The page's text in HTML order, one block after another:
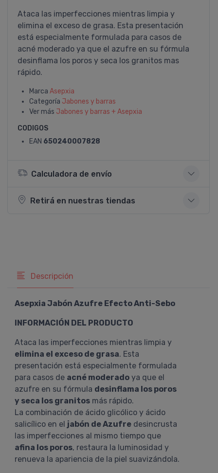
Ataca las imperfecciones mientras limpia y
elimina el exceso de grasa. Esta presentación
está especialmente formulada para casos de
acné moderado ya que el azufre en su fórmula
desinflama los poros y seca los granitos mas
rápido.
Marca Asepxia
Categoría Jabones y barras
Ver más Jabones y barras + Asepxia
CODIGOS
EAN 650240007828
Calculadora de envío
Retirá en nuestras tiendas
Descripción
Asepxia Jabón Azufre Efecto Anti-Sebo
INFORMACIÓN DEL PRODUCTO
Ataca las imperfecciones mientras limpia y
elimina el exceso de grasa. Esta
presentación está especialmente formulada
para casos de acné moderado ya que el
azufre en su fórmula desinflama los poros
y seca los granitos más rápido.
La combinación de ácido glicólico y ácido
salicílico en el jabón de Azufre desincrusta
las imperfecciones al mismo tiempo que
afina los poros, restaura la luminosidad y
renueva la apariencia de la piel suavizándola.